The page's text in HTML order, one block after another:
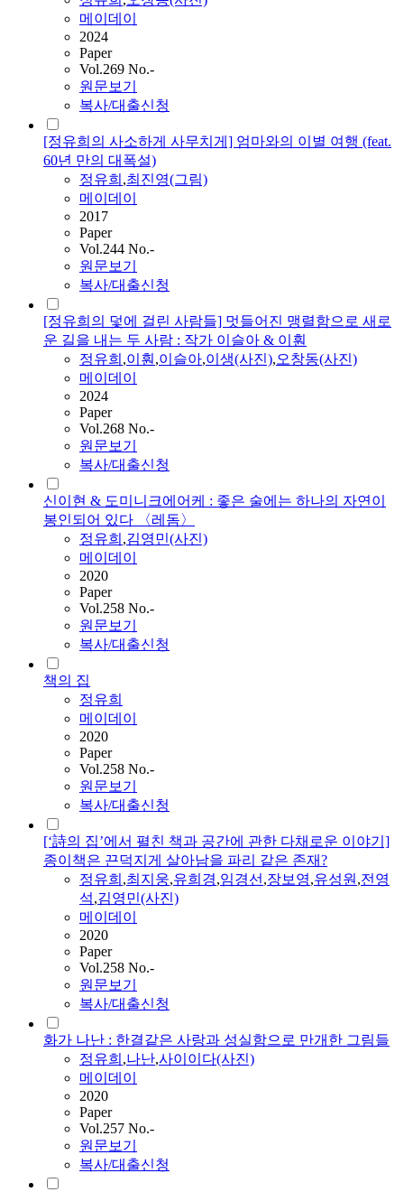
메이데이
2024
Paper
Vol.269 No.-
원문보기
복사/대출신청
[정유희의 사소하게 사무치게] 엄마와의 이별 여행 (feat.
60년 만의 대폭설)
정유희 ,최진영(그림)
메이데이
2017
Paper
Vol.244 No.-
원문보기
복사/대출신청
[정유희의 덫에 걸린 사람들] 멋들어진 맹렬함으로 새로
운 길을 내는 두 사람 : 작가 이슬아 & 이훤
정유희 ,이훤,이슬아,이생(사진),오창동(사진)
메이데이
2024
Paper
Vol.268 No.-
원문보기
복사/대출신청
신이현 & 도미니크에어케 : 좋은 술에는 하나의 자연이
봉인되어 있다 〈레돔〉
정유희 ,김영민(사진)
메이데이
2020
Paper
Vol.258 No.-
원문보기
복사/대출신청
책의 집
정유희
메이데이
2020
Paper
Vol.258 No.-
원문보기
복사/대출신청
[‘詩의 집’에서 펼친 책과 공간에 관한 다채로운 이야기]
종이책은 끈덕지게 살아남을 파리 같은 존재?
정유희 ,최지웅,유희경,임경선,장보영,유성원,전영
석,김영민(사진)
메이데이
2020
Paper
Vol.258 No.-
원문보기
복사/대출신청
화가 나난 : 한결같은 사랑과 성실함으로 만개한 그림들
정유희 ,나난,사이이다(사진)
메이데이
2020
Paper
Vol.257 No.-
원문보기
복사/대출신청